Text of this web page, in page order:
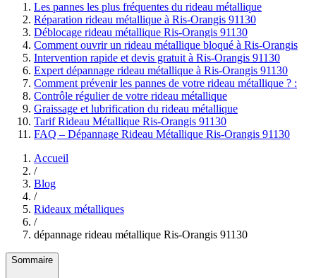
Les pannes les plus fréquentes du rideau métallique
Réparation rideau métallique à Ris-Orangis 91130
Déblocage rideau métallique Ris-Orangis 91130
Comment ouvrir un rideau métallique bloqué à Ris-Orangis
Intervention rapide et devis gratuit à Ris-Orangis 91130
Expert dépannage rideau métallique à Ris-Orangis 91130
Comment prévenir les pannes de votre rideau métallique ? :
Contrôle régulier de votre rideau métallique
Graissage et lubrification du rideau métallique
Tarif Rideau Métallique Ris-Orangis 91130
FAQ – Dépannage Rideau Métallique Ris-Orangis 91130
Accueil
/
Blog
/
Rideaux métalliques
/
dépannage rideau métallique Ris-Orangis 91130
Sommaire